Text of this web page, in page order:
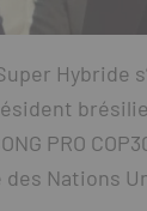
Hybride
PRO
Nations